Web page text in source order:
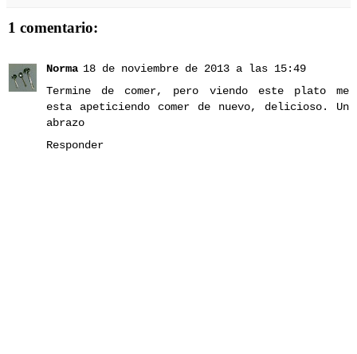
1 comentario:
Norma 18 de noviembre de 2013 a las 15:49
Termine de comer, pero viendo este plato me
esta apeticiendo comer de nuevo, delicioso. Un
abrazo
Responder